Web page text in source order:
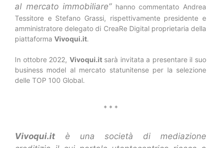
al mercato immobiliare”hanno commentato Andrea
Tessitore e Stefano Grassi, rispettivamente presidente e
amministratore delegato di CreaRe Digital proprietaria della
piattaforma Vivoqui.it.
In ottobre 2022, Vivoqui.itsarà invitata a presentare il suo
business model al mercato statunitense per la selezione
delle TOP 100 Global.
* * *
Vivoqui.it è una società di mediazione